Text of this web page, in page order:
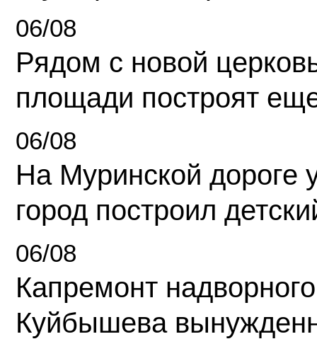
06/08
Рядом с новой
площади построят
06/08
На Муринской дороге
город построил
06/08
Капремонт
Куйбышева